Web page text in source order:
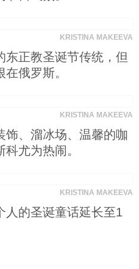
KRISTINA MAKEEVA
东正教圣诞节传统，但
俄罗斯。
KRISTINA MAKEEVA
饰、溜冰场、温馨的咖
尤为热闹。
KRISTINA MAKEEVA
人的圣诞童话延长至1